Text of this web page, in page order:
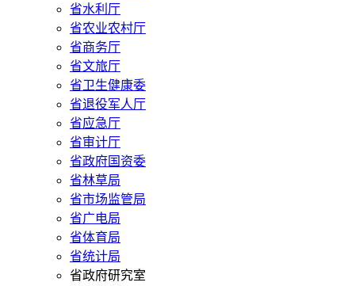
省水利厅
省农业农村厅
省商务厅
省文旅厅
省卫生健康委
省退役军人厅
省应急厅
省审计厅
省政府国资委
省林草局
省市场监管局
省广电局
省体育局
省统计局
省政府研究室